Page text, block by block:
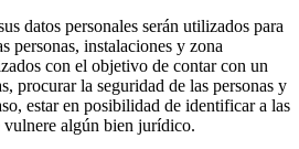
datos personales serán utilizados para
personas, instalaciones y zona
con el objetivo de contar con un
procurar la seguridad de las personas y
estar en posibilidad de identificar a las
vulnere algún bien jurídico.